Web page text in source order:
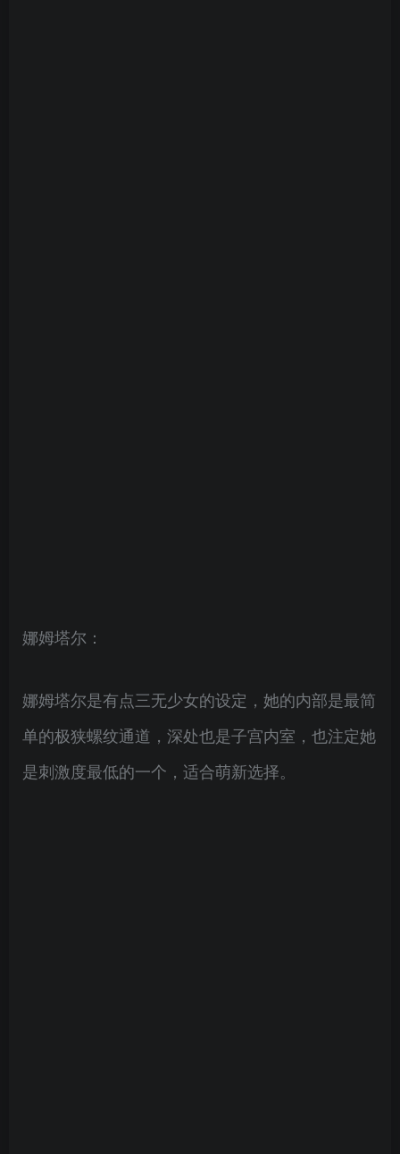
娜姆塔尔：
娜姆塔尔是有点三无少女的设定，她的内部是最简
单的极狭螺纹通道，深处也是子宫内室，也注定她
是刺激度最低的一个，适合萌新选择。